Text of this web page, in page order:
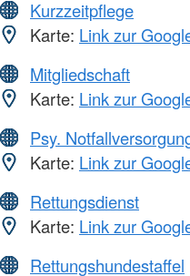
Kurzzeitpflege
Karte: Link zur
Mitgliedschaft
Karte: Link zur
Psy.
Karte: Link zur
Rettungsdienst
Karte: Link zur
Rettungshundestaffel